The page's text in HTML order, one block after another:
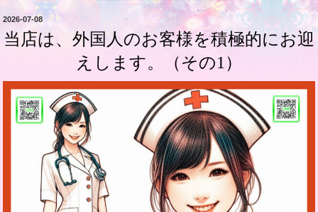
ス
キ
ッ
投
稿
日:
2026-07-08
当店は、外国人のお客様を積極的にお迎
えします。（その1）